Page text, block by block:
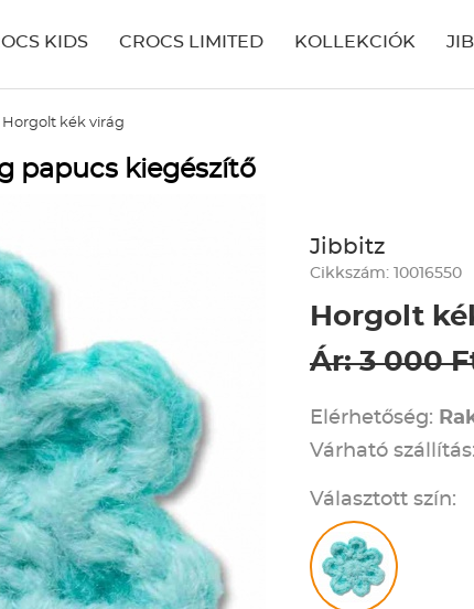
KIDS CROCS LIMITED KOLLEKCIÓK
Horgolt kék virág
papucs kiegészítő
Jibbitz
Cikkszám: 10016550
Horgolt
Ár: 3 000
Elérhetőség:
Várható
Választott szín: